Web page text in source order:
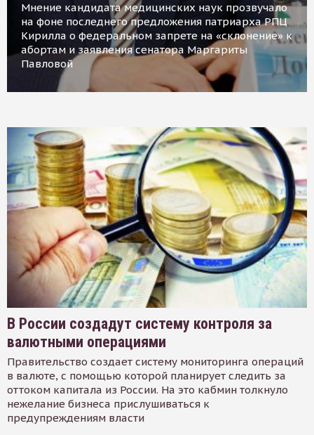
Мнение кандидата медицинских наук прозвучало
на фоне последнего предложения патриарха РПЦ
Кирилла о федеральном запрете на «склонение» к
абортам и заявления сенатора Маргариты
Павловой
В России создадут систему контроля за
валютными операциями
Правительство создает систему мониторинга операций
в валюте, с помощью которой планирует следить за
оттоком капитала из России. На это кабмин толкнуло
нежелание бизнеса прислушиваться к
предупреждениям власти